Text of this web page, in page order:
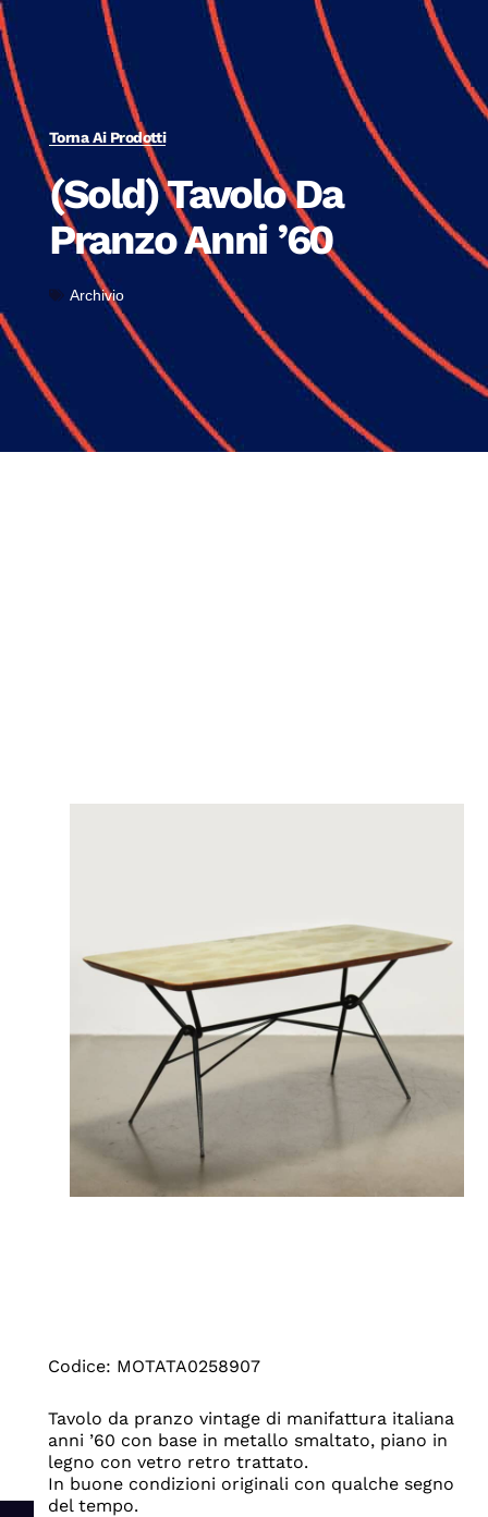
Torna Ai Prodotti
(Sold) Tavolo Da
Pranzo Anni ’60
Archivio
Codice: MOTATA0258907
Tavolo da pranzo vintage di manifattura italiana
anni ’60 con base in metallo smaltato, piano in
legno con vetro retro trattato.
In buone condizioni originali con qualche segno
del tempo.